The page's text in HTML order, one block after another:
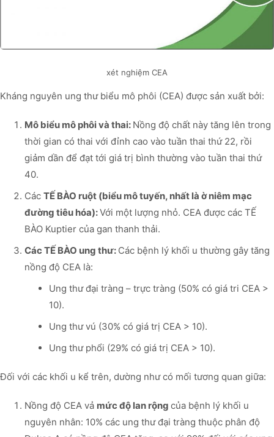
xét nghiệm CEA
Kháng nguyên ung thư biểu mô phôi (CEA) được sản xuất bởi:
Mô biểu mô phôi và thai: Nồng độ chất này tăng lên trong
thời gian có thai với đỉnh cao vào tuần thai thứ 22, rồi
giảm dần để đạt tới giá trị bình thường vào tuần thai thứ
40.
Các TẾ BÀO ruột (biểu mô tuyến, nhất là ờ niêm mạc
đường tiêu hóa):Với một lượng nhỏ. CEA được các TẾ
BÀO Kuptier của gan thanh thải.
Các TẾ BÀO ung thư: Các bệnh lý khối u thường gây tăng
nồng độ CEA là:
Ung thư đại tràng – trực tràng (50% có giá tri CEA >
10).
Ung thư vú (30% có giá trị CEA > 10).
Ung thư phổi (29% có giá trị CEA > 10).
Đối với các khối u kể trên, dường như có mối tương quan giữa:
Nồng độ CEA vả mức độ lan rộng của bệnh lý khối u
nguyên nhân: 10% các ung thư đại tràng thuộc phân độ